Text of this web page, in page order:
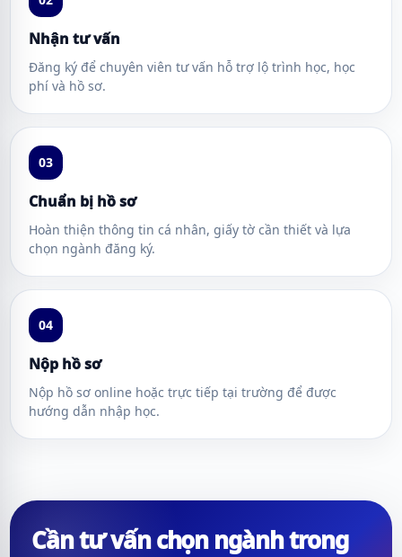
Nhận tư vấn
Đăng ký để chuyên viên tư vấn hỗ trợ lộ trình học, học
phí và hồ sơ.
03
Chuẩn bị hồ sơ
Hoàn thiện thông tin cá nhân, giấy tờ cần thiết và lựa
chọn ngành đăng ký.
04
Nộp hồ sơ
Nộp hồ sơ online hoặc trực tiếp tại trường để được
hướng dẫn nhập học.
Cần tư vấn chọn ngành trong